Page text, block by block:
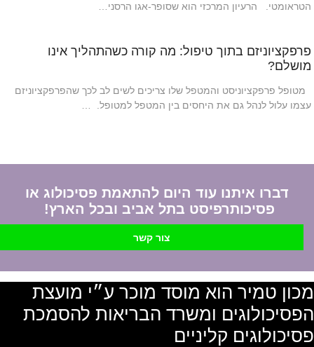
הטראומטי. הרעיון המרכזי הוא שסופר-אגו הרסני…
פרפקציוניזם בתוך טיפול: מה קורה כשהתהליך אינו
מושלם?
מטופל פרפקציוניסט והמטפל שלו צריכים לשים לב לכך שהפרפקציוניזם
עצמו עלול לנהל גם את היחסים בין המטפל למטופל. …
דברו איתנו עוד היום להתאמת פסיכולוג או
פסיכותרפיסט בתל אביב ובכל הארץ!
צור קשר
מכון טמיר הוא מוסד מוכר ע״י מועצת
הפסיכולוגים ומשרד הבריאות להסמכת
פסיכולוגים קליניים